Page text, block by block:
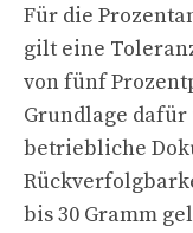
Für die
gilt eine
von fünf
Grundlage dafür
betriebliche
bis 30 Gramm